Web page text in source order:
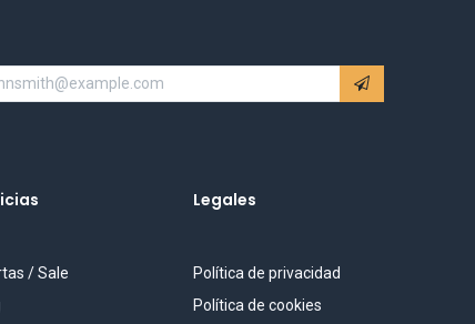
/ Sale
Legales
Política de privacidad
Política de cookies